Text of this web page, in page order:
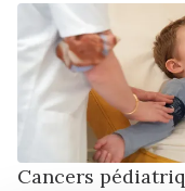
Cancers